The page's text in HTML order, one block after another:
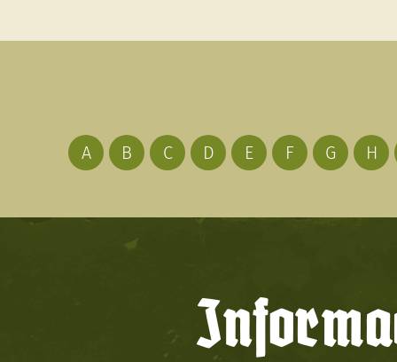
A B C D E F G H